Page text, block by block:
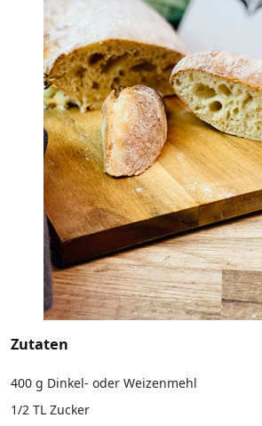
Zutaten
400 g Dinkel- oder Weizenmehl
1/2 TL Zucker